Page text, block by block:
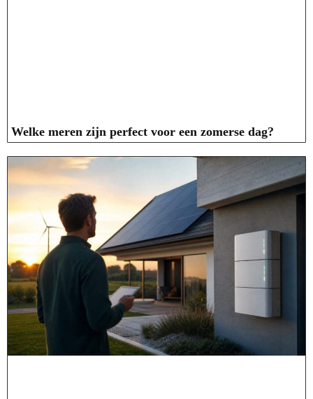
Welke meren zijn perfect voor een zomerse dag?